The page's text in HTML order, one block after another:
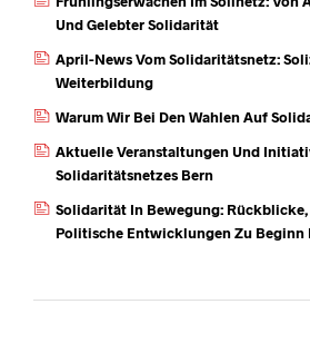
Und Gelebter Solidarität
April-News Vom Solidaritätsnetz:
Weiterbildung
Warum Wir Bei Den Wahlen Auf
Aktuelle Veranstaltungen Und
Solidaritätsnetzes Bern
Solidarität In Bewegung: Rückblicke,
Politische Entwicklungen Zu Beginn